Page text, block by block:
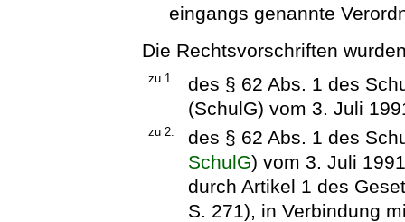
eingangs genannte
Die Rechtsvorschriften
zu 1.
des § 62 Abs. 1 des
(SchulG) vom 3. Juli
zu 2.
des § 62 Abs. 1 des
SchulG) vom 3. Juli
durch Artikel 1 des
S. 271), in Verbindung